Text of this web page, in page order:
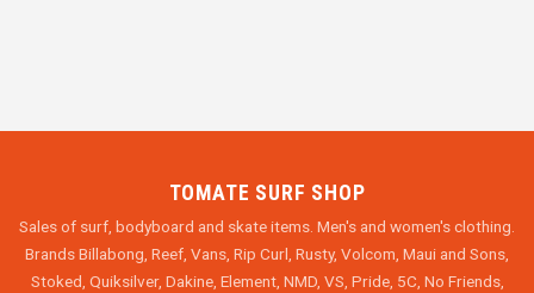
TOMATE SURF SHOP
Sales of surf, bodyboard and skate items. Men's and women's clothing.
Brands Billabong, Reef, Vans, Rip Curl, Rusty, Volcom, Maui and Sons,
Stoked, Quiksilver, Dakine, Element, NMD, VS, Pride, 5C, No Friends,